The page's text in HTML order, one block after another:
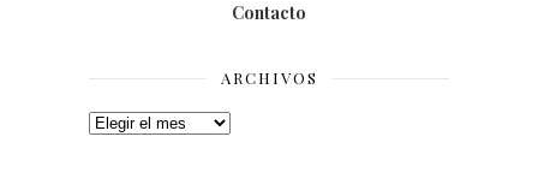
Contacto
ARCHIVOS
Archivos